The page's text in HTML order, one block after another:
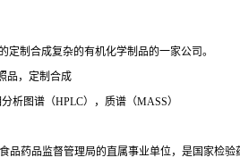
定制合成复杂的有机化学制品的一家公司。
品，定制合成
析图谱（HPLC），质谱（MASS）
药品监督管理局的直属事业单位，是国家检验